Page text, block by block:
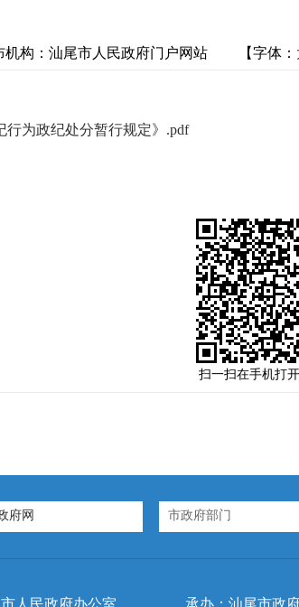
机构：汕尾市人民政府门户网站 【字体：
行为政纪处分暂行规定》.pdf
扫一扫在手机打
府网 市政府部门
人民政府办公室 承办：汕尾市政